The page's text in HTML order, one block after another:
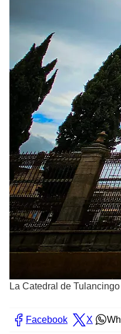
La Catedral de
Facebook X